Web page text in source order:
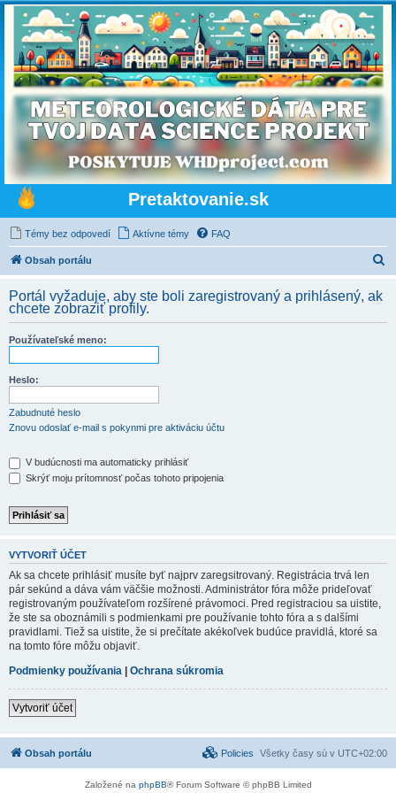
Pretaktovanie.sk
Témy bez odpovedí Aktívne témy FAQ
Obsah portálu
d
Portál vyžaduje, aby ste boli zaregistrovaný a prihlásený, ak
chcete zobraziť profily.
Používateľské meno:
Heslo:
Zabudnuté heslo
Znovu odoslať e-mail s pokynmi pre aktiváciu účtu
V budúcnosti ma automaticky prihlásiť
Skrýť moju prítomnosť počas tohoto pripojenia
VYTVORIŤ ÚČET
Ak sa chcete prihlásiť musíte byť najprv zaregsitrovaný. Registrácia trvá len
pár sekúnd a dáva vám väčšie možnosti. Administrátor fóra môže prideľovať
registrovaným používateľom rozšírené právomoci. Pred registraciou sa uistite,
že ste sa oboznámili s podmienkami pre používanie tohto fóra a s dalšími
pravidlami. Tiež sa uistite, že si prečítate akékoľvek budúce pravidlá, ktoré sa
na tomto fóre môžu objaviť.
Podmienky používania | Ochrana súkromia
Vytvoriť účet
Obsah portálu Všetky časy sú v UTC+02:00
Policies
Založené na phpBB® Forum Software © phpBB Limited